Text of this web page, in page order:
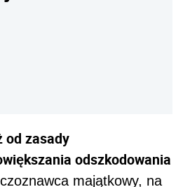
od zasady
odszkodowania
majątkowy, na